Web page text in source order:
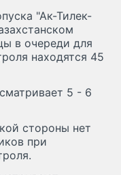
"Ак-Тилек-
в очереди для
находятся 45
5 - 6
стороны нет
при